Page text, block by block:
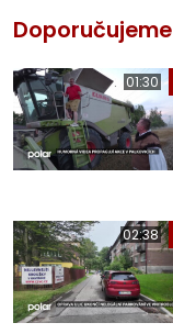
Doporučujeme
01:30
02:38